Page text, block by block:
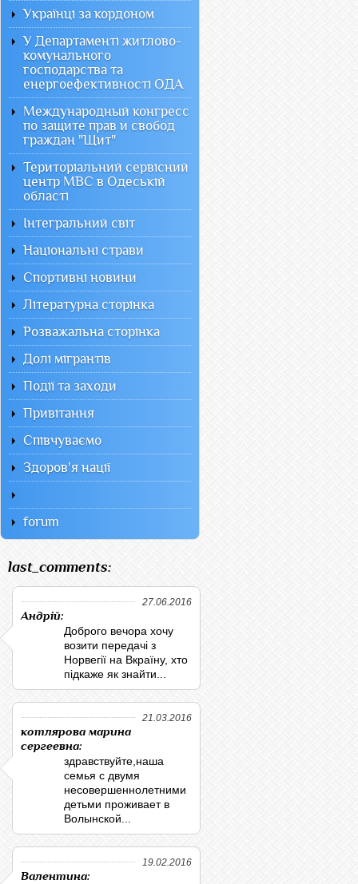
Українці за кордоном
У Департаменті житлово-
комунального
господарства та
енергоефективності ОДА
Международный конгресс
по защите прав и свобод
граждан "Щит"
Територіальний сервісний
центр МВС в Одеській
області
Інтегральний світ
Національні страви
Спортивні новини
Літературна сторінка
Розважальна сторінка
Долі мігрантів
Події та заходи
Привітання
Співчуваємо
Здоров'я нації
forum
last_comments:
27.06.2016
Андрій:
Доброго вечора хочу
возити передачі з
Норвегії на Вкраїну, хто
підкаже як знайти...
21.03.2016
котлярова марина
сергеевна:
здравствуйте,наша
семья с двумя
несовершеннолетними
детьми проживает в
Волынской...
19.02.2016
Валентина: